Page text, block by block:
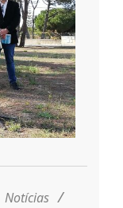
Notícias